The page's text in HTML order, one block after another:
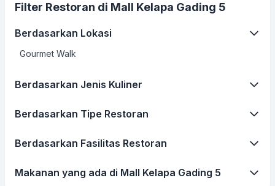
Filter Restoran di Mall Kelapa Gading 5
Berdasarkan Lokasi
Gourmet Walk
Berdasarkan Jenis Kuliner
Berdasarkan Tipe Restoran
Berdasarkan Fasilitas Restoran
Makanan yang ada di Mall Kelapa Gading 5